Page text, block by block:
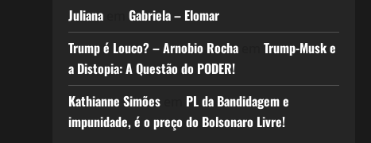
Julianaem Gabriela – Elomar
Trump é Louco? – Arnobio Rochaem Trump-Musk e
a Distopia: A Questão do PODER!
Kathianne Simõesem PL da Bandidagem e
impunidade, é o preço do Bolsonaro Livre!